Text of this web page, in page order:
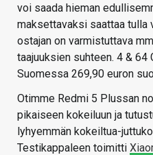
voi saada hieman
maksettavaksi saattaa tulla
ostajan on varmistuttava
taajuuksien suhteen. 4 & 64
Suomessa 269,90 euron
Otimme Redmi 5 Plussan
pikaiseen kokeiluun ja
lyhyemmän kokeiltua-
Testikappaleen toimitti